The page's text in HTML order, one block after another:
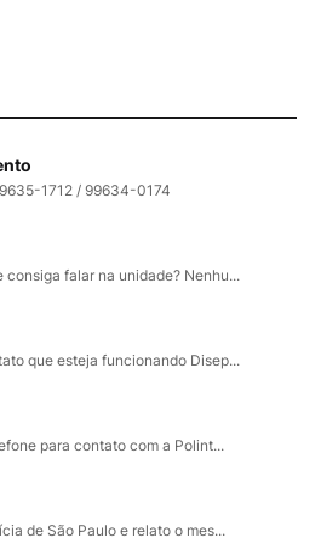
1712 / 99634-0174
consiga falar na unidade? Nenhu...
que esteja funcionando Disep...
para contato com a Polint...
de São Paulo e relato o mes...